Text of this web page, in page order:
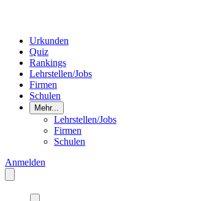
Urkunden
Quiz
Rankings
Lehrstellen/Jobs
Firmen
Schulen
Mehr...
Lehrstellen/Jobs
Firmen
Schulen
Anmelden